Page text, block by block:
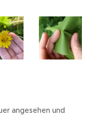
angesehen und